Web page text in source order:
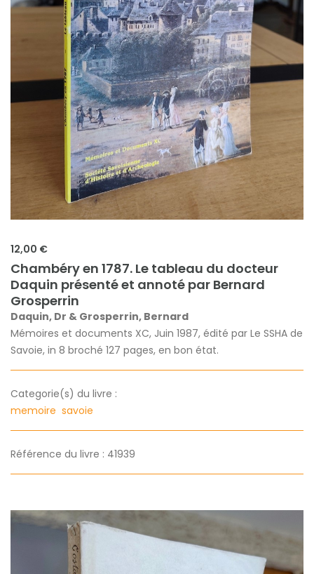
12,00 €
Chambéry en 1787. Le tableau du docteur
Daquin présenté et annoté par Bernard
Grosperrin
Daquin, Dr & Grosperrin, Bernard
Mémoires et documents XC, Juin 1987, édité par Le SSHA de
Savoie, in 8 broché 127 pages, en bon état.
Categorie(s) du livre :
memoire savoie
Référence du livre : 41939